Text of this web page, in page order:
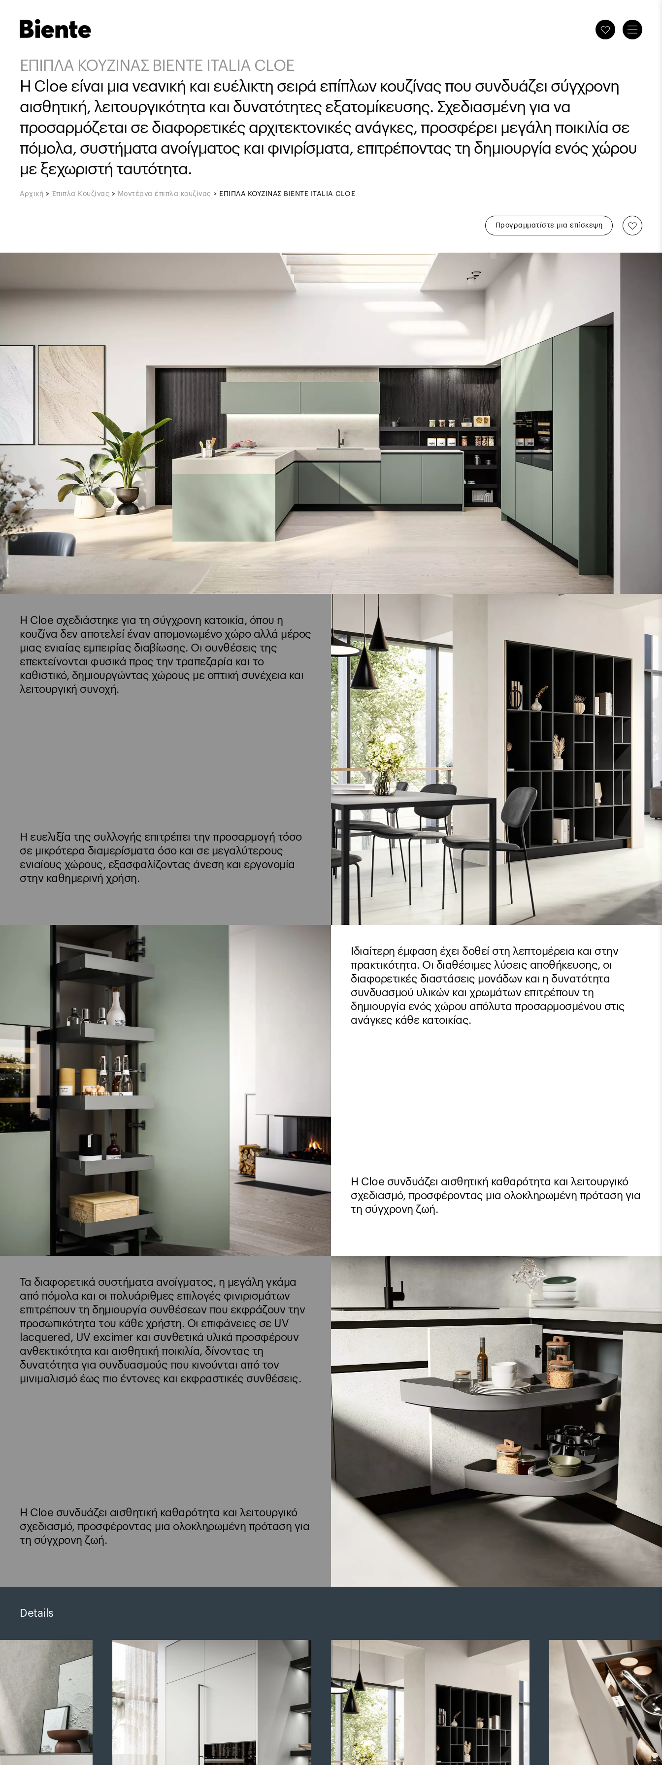
ΕΠΙΠΛΑ ΚΟΥΖΙΝΑΣ BIENTE ITALIA CLOE
Η Cloe είναι μια νεανική και ευέλικτη σειρά επίπλων κουζίνας που συνδυάζει σύγχρονη
αισθητική, λειτουργικότητα και δυνατότητες εξατομίκευσης. Σχεδιασμένη για να
προσαρμόζεται σε διαφορετικές αρχιτεκτονικές ανάγκες, προσφέρει μεγάλη ποικιλία σε
πόμολα, συστήματα ανοίγματος και φινιρίσματα, επιτρέποντας τη δημιουργία ενός χώρου
με ξεχωριστή ταυτότητα.
Αρχική >Έπιπλα Κουζίνας > Μοντέρνα έπιπλα κουζίνας > ΕΠΙΠΛΑ ΚΟΥΖΙΝΑΣ BIENTE ITALIA CLOE
Προγραμματίστε μια επίσκεψη
Η Cloe σχεδιάστηκε για τη σύγχρονη κατοικία, όπου η
κουζίνα δεν αποτελεί έναν απομονωμένο χώρο αλλά μέρος
μιας ενιαίας εμπειρίας διαβίωσης. Οι συνθέσεις της
επεκτείνονται φυσικά προς την τραπεζαρία και το
καθιστικό, δημιουργώντας χώρους με οπτική συνέχεια και
λειτουργική συνοχή.
Η ευελιξία της συλλογής επιτρέπει την προσαρμογή τόσο
σε μικρότερα διαμερίσματα όσο και σε μεγαλύτερους
ενιαίους χώρους, εξασφαλίζοντας άνεση και εργονομία
στην καθημερινή χρήση.
Ιδιαίτερη έμφαση έχει δοθεί στη λεπτομέρεια και στην
πρακτικότητα. Οι διαθέσιμες λύσεις αποθήκευσης, οι
διαφορετικές διαστάσεις μονάδων και η δυνατότητα
συνδυασμού υλικών και χρωμάτων επιτρέπουν τη
δημιουργία ενός χώρου απόλυτα προσαρμοσμένου στις
ανάγκες κάθε κατοικίας.
Η Cloe συνδυάζει αισθητική καθαρότητα και λειτουργικό
σχεδιασμό, προσφέροντας μια ολοκληρωμένη πρόταση για
τη σύγχρονη ζωή.
Τα διαφορετικά συστήματα ανοίγματος, η μεγάλη γκάμα
από πόμολα και οι πολυάριθμες επιλογές φινιρισμάτων
επιτρέπουν τη δημιουργία συνθέσεων που εκφράζουν την
προσωπικότητα του κάθε χρήστη. Οι επιφάνειες σε UV
lacquered, UV excimer και συνθετικά υλικά προσφέρουν
ανθεκτικότητα και αισθητική ποικιλία, δίνοντας τη
δυνατότητα για συνδυασμούς που κινούνται από τον
μινιμαλισμό έως πιο έντονες και εκφραστικές συνθέσεις.
Η Cloe συνδυάζει αισθητική καθαρότητα και λειτουργικό
σχεδιασμό, προσφέροντας μια ολοκληρωμένη πρόταση για
τη σύγχρονη ζωή.
Details